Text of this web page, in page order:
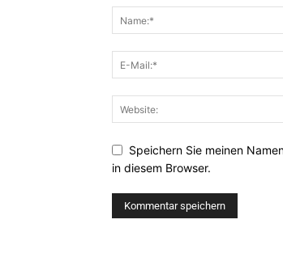
Speichern Sie meinen
in diesem Browser.